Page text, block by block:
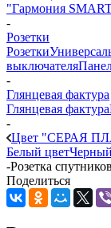
"Гармония
-
Розетки
Розетки
выключателя
-
Глянцевая фактура
Глянцевая фактура
-
Цвет "СЕРАЯ
Белый цвет
-Розетка
Поделиться